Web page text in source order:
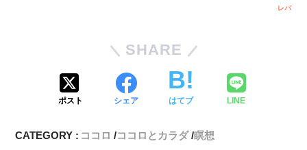
レバ
SHARE
ポスト シェア はてブ LINE
CATEGORY : ココロ ココロとカラダ 瞑想